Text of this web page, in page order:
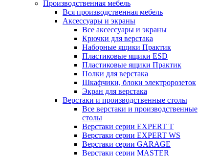
Производственная мебель
Вся производственная мебель
Аксессуары и экраны
Все аксессуары и экраны
Крючки для верстака
Наборные ящики Практик
Пластиковые ящики ESD
Пластиковые ящики Практик
Полки для верстака
Шкафчики, блоки электророзеток
Экран для верстака
Верстаки и производственные столы
Все верстаки и производственные
столы
Верстаки серии EXPERT T
Верстаки серии EXPERT WS
Верстаки серии GARAGE
Верстаки серии MASTER